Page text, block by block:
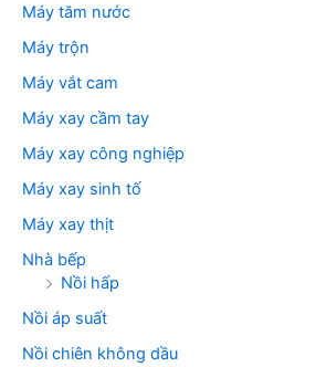
Máy tăm nước
Máy trộn
Máy vắt cam
Máy xay cầm tay
Máy xay công nghiệp
Máy xay sinh tố
Máy xay thịt
Nhà bếp
Nồi hấp
Nồi áp suất
Nồi chiên không dầu